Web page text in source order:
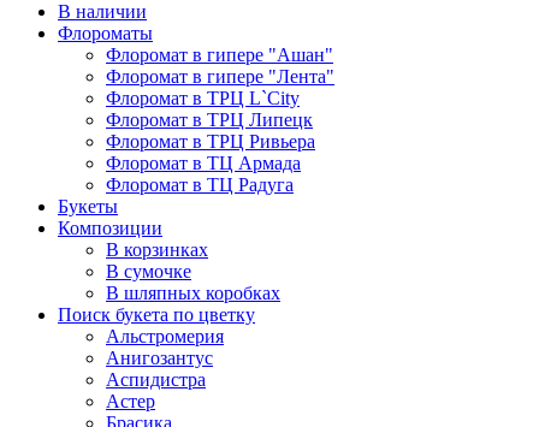
В наличии
Флороматы
Флоромат в гипере "Ашан"
Флоромат в гипере "Лента"
Флоромат в ТРЦ L`City
Флоромат в ТРЦ Липецк
Флоромат в ТРЦ Ривьера
Флоромат в ТЦ Армада
Флоромат в ТЦ Радуга
Букеты
Композиции
В корзинках
В сумочке
В шляпных коробках
Поиск букета по цветку
Альстромерия
Анигозантус
Аспидистра
Астер
Брасика